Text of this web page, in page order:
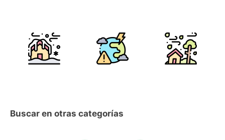
Buscar en otras categorías